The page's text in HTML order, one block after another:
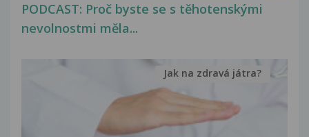
PODCAST: Proč byste se s těhotenskými
nevolnostmi měla...
Jak na zdravá játra?